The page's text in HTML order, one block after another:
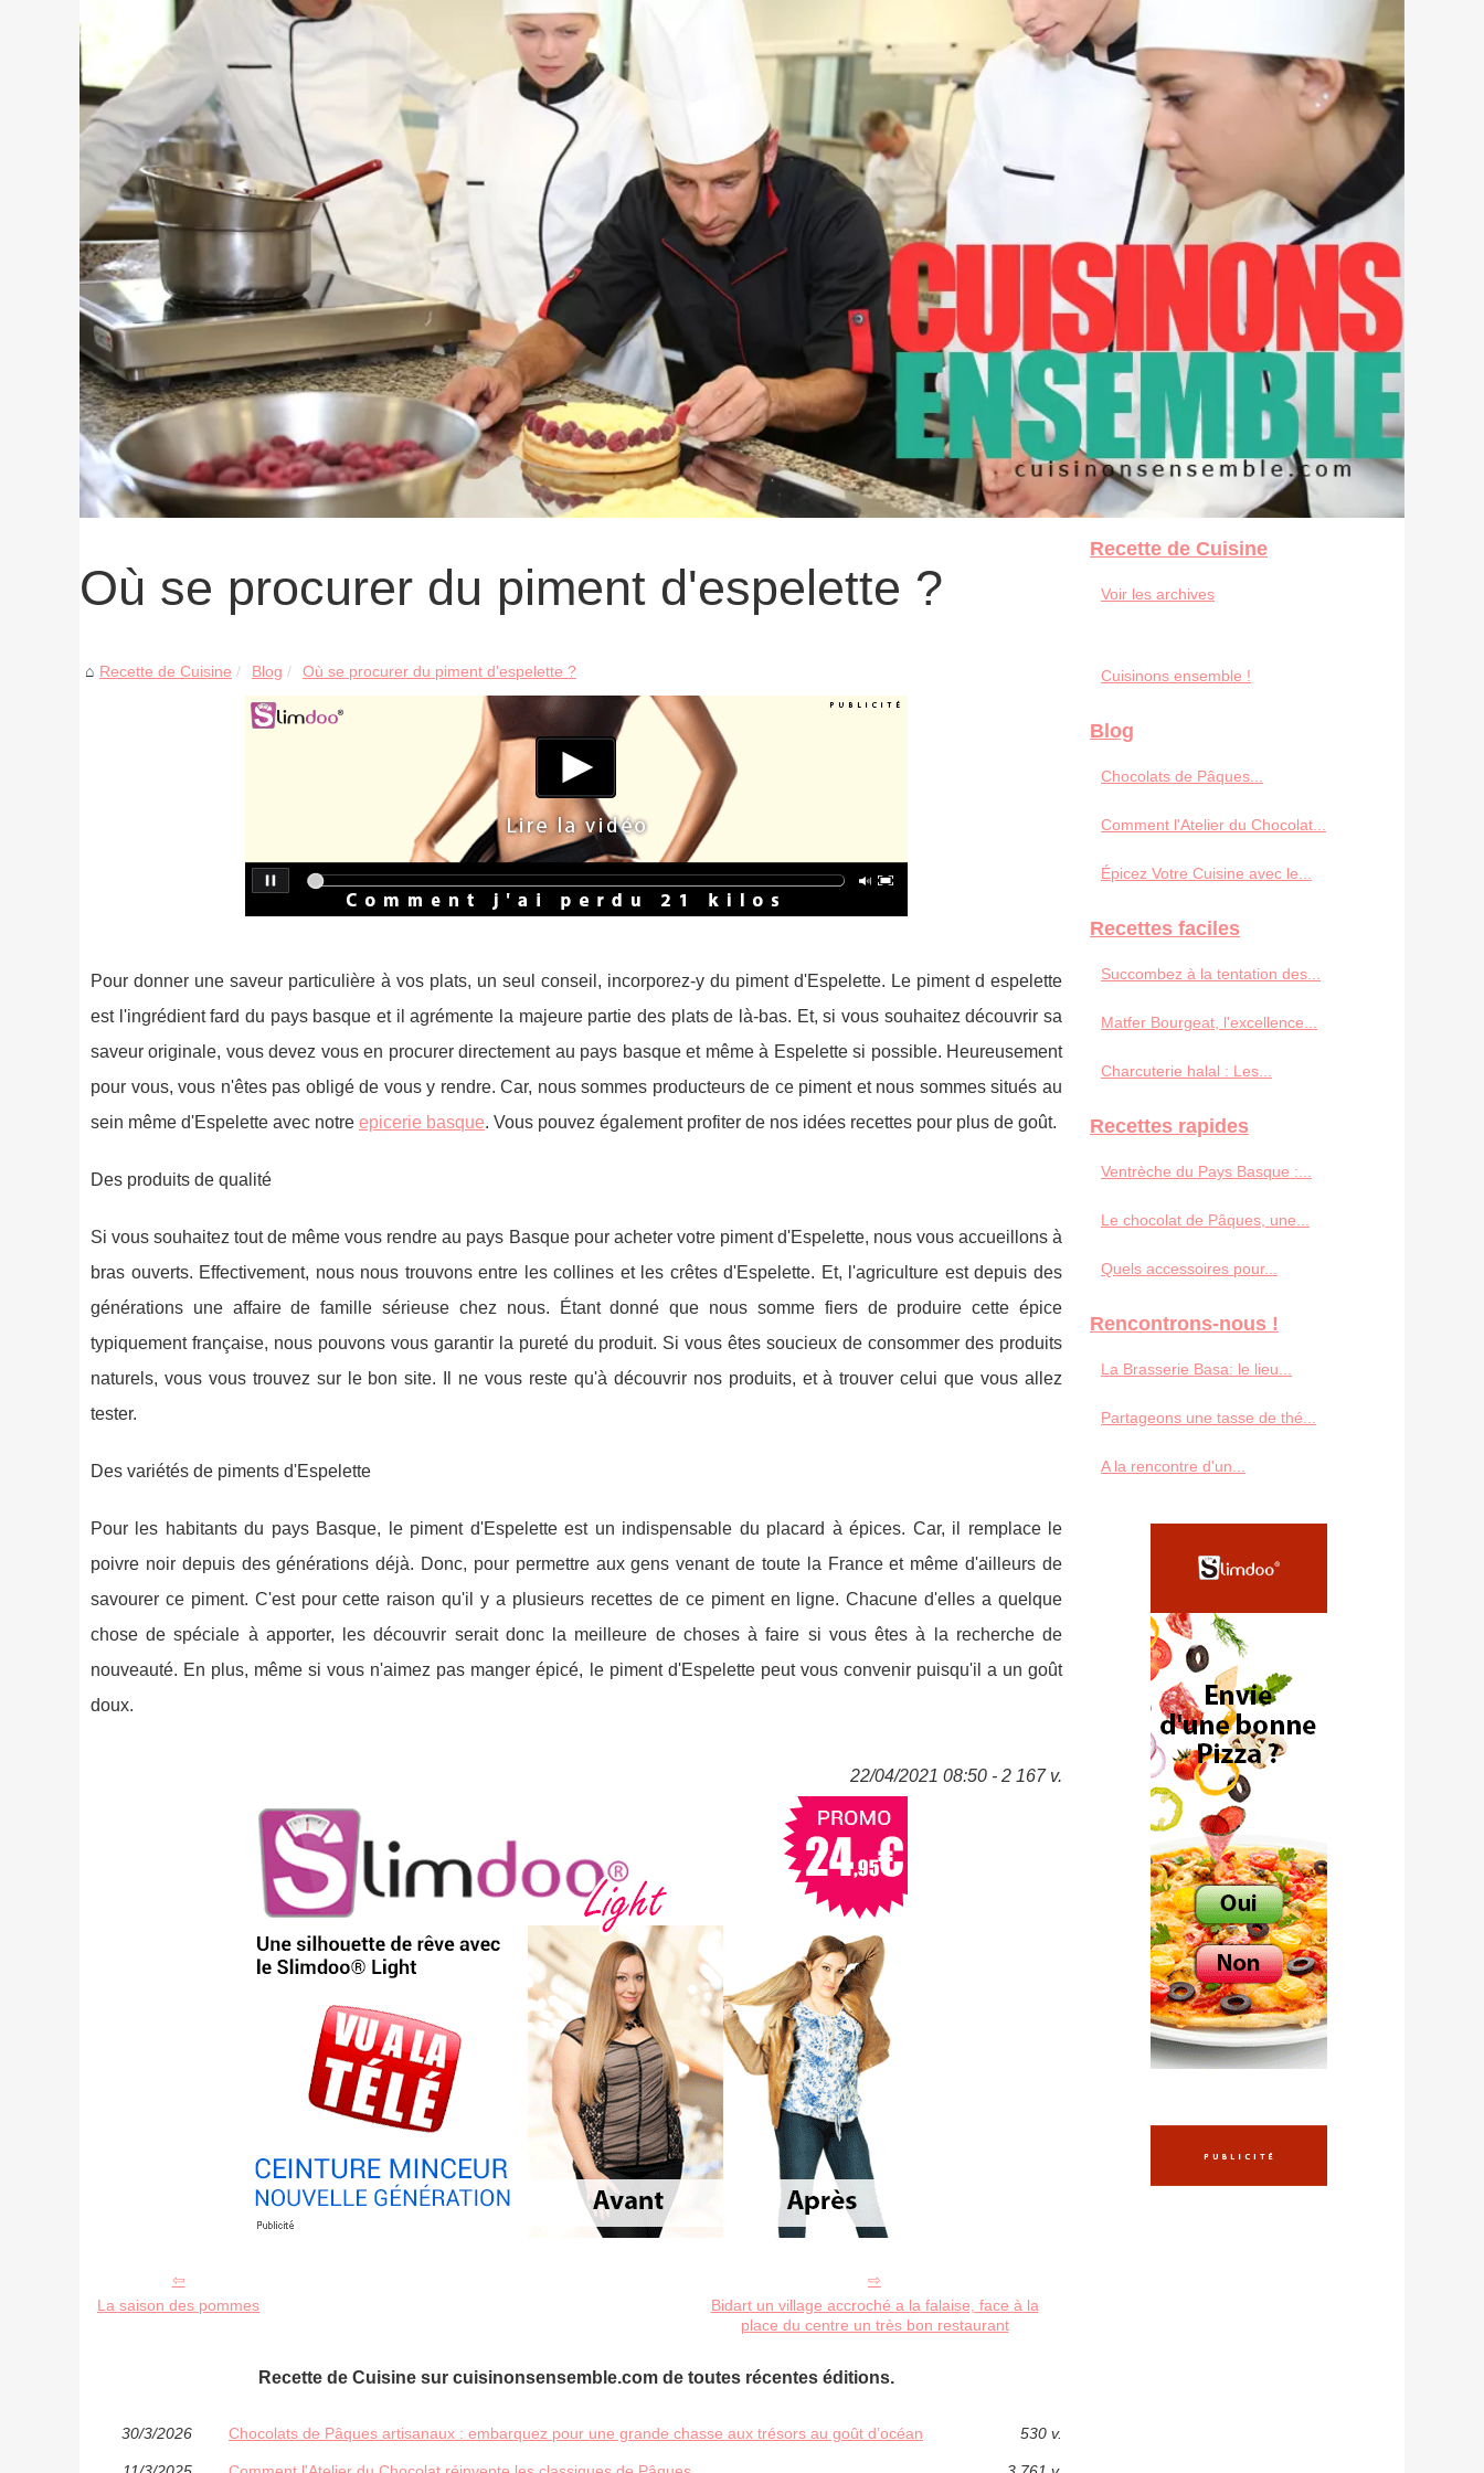
Où se procurer du piment d'espelette ?
Recette de Cuisine Blog Où se procurer du piment d'espelette ?
Pour donner une saveur particulière à vos plats, un seul conseil, incorporez-y du piment d'Espelette. Le piment d espelette
est l'ingrédient fard du pays basque et il agrémente la majeure partie des plats de là-bas. Et, si vous souhaitez découvrir sa
saveur originale, vous devez vous en procurer directement au pays basque et même à Espelette si possible. Heureusement
pour vous, vous n'êtes pas obligé de vous y rendre. Car, nous sommes producteurs de ce piment et nous sommes situés au
sein même d'Espelette avec notre epicerie basque. Vous pouvez également profiter de nos idées recettes pour plus de goût.
Des produits de qualité
Si vous souhaitez tout de même vous rendre au pays Basque pour acheter votre piment d'Espelette, nous vous accueillons à
bras ouverts. Effectivement, nous nous trouvons entre les collines et les crêtes d'Espelette. Et, l'agriculture est depuis des
générations une affaire de famille sérieuse chez nous. Étant donné que nous somme fiers de produire cette épice
typiquement française, nous pouvons vous garantir la pureté du produit. Si vous êtes soucieux de consommer des produits
naturels, vous vous trouvez sur le bon site. Il ne vous reste qu'à découvrir nos produits, et à trouver celui que vous allez
tester.
Des variétés de piments d'Espelette
Pour les habitants du pays Basque, le piment d'Espelette est un indispensable du placard à épices. Car, il remplace le
poivre noir depuis des générations déjà. Donc, pour permettre aux gens venant de toute la France et même d'ailleurs de
savourer ce piment. C'est pour cette raison qu'il y a plusieurs recettes de ce piment en ligne. Chacune d'elles a quelque
chose de spéciale à apporter, les découvrir serait donc la meilleure de choses à faire si vous êtes à la recherche de
nouveauté. En plus, même si vous n'aimez pas manger épicé, le piment d'Espelette peut vous convenir puisqu'il a un goût
doux.
22/04/2021 08:50 - 2 167 v.
La saison des pommes
Bidart un village accroché a la falaise, face à la
place du centre un très bon restaurant
Recette de Cuisine sur cuisinonsensemble.com de toutes récentes éditions.
30/3/2026 Chocolats de Pâques artisanaux : embarquez pour une grande chasse aux trésors au goût d’océan 530 v.
Recette de Cuisine
Voir les archives
Cuisinons ensemble !
Blog
Chocolats de Pâques...
Comment l'Atelier du Chocolat...
Épicez Votre Cuisine avec le...
Recettes faciles
Succombez à la tentation des...
Matfer Bourgeat, l'excellence...
Charcuterie halal : Les...
Recettes rapides
Ventrèche du Pays Basque :...
Le chocolat de Pâques, une...
Quels accessoires pour...
Rencontrons-nous !
La Brasserie Basa: le lieu...
Partageons une tasse de thé...
A la rencontre d'un...